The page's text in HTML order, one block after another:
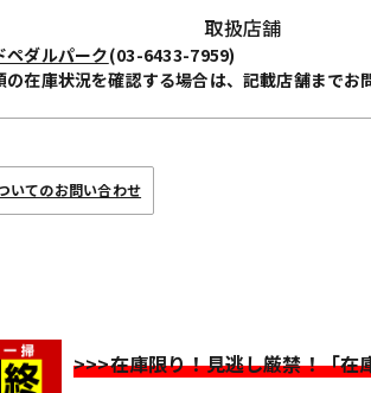
取扱店舗
ペダルパーク(03-6433-7959)
在庫状況を確認する場合は、記載店舗までお
いてのお問い合わせ
>>>在庫限り！見逃し厳禁！「在